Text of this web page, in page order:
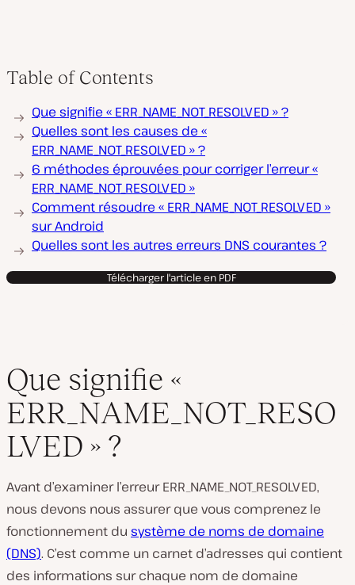
Table of Contents
Que signifie « ERR_NAME_NOT_RESOLVED » ?
Quelles sont les causes de «
ERR_NAME_NOT_RESOLVED » ?
6 méthodes éprouvées pour corriger l’erreur «
ERR_NAME_NOT_RESOLVED »
Comment résoudre « ERR_NAME_NOT_RESOLVED »
sur Android
Quelles sont les autres erreurs DNS courantes ?
Télécharger l'article en PDF
Que signifie «
ERR_NAME_NOT_RESO
LVED » ?
Avant d’examiner l’erreur ERR_NAME_NOT_RESOLVED,
nous devons nous assurer que vous comprenez le
fonctionnement du système de noms de domaine
(DNS). C’est comme un carnet d’adresses qui contient
des informations sur chaque nom de domaine